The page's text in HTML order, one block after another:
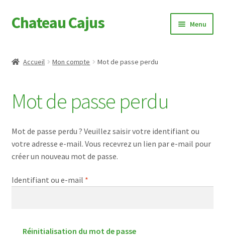
Aller
à
navigation
Aller
au
Chateau Cajus Menu
Séjourner
Actualités
Évènements
Facebook
Accueil Mon compte Mot de passe perdu
Mot de passe perdu
Mot de passe perdu ? Veuillez saisir votre identifiant ou
votre adresse e-mail. Vous recevrez un lien par e-mail pour
créer un nouveau mot de passe.
Identifiant ou e-mail *Obligatoire
Réinitialisation du mot de passe